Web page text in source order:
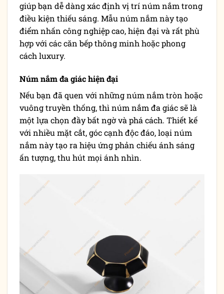
giúp bạn dễ dàng xác định vị trí núm nắm trong
điều kiện thiếu sáng. Mẫu núm nắm này tạo
điểm nhấn công nghiệp cao, hiện đại và rất phù
hợp với các căn bếp thông minh hoặc phong
cách luxury.
Núm nắm đa giác hiện đại
Nếu bạn đã quen với những núm nắm tròn hoặc
vuông truyền thống, thì núm nắm đa giác sẽ là
một lựa chọn đầy bất ngờ và phá cách. Thiết kế
với nhiều mặt cắt, góc cạnh độc đáo, loại núm
nắm này tạo ra hiệu ứng phản chiếu ánh sáng
ấn tượng, thu hút mọi ánh nhìn.